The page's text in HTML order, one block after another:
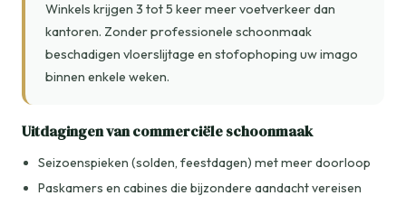
Winkels krijgen 3 tot 5 keer meer voetverkeer dan
kantoren. Zonder professionele schoonmaak
beschadigen vloerslijtage en stofophoping uw imago
binnen enkele weken.
Uitdagingen van commerciële schoonmaak
Seizoenspieken (solden, feestdagen) met meer doorloop
Paskamers en cabines die bijzondere aandacht vereisen